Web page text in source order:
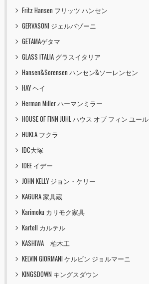
Fritz Hansen フリッツ ハンセン
GERVASONI ジェルバゾーニ
GETAMAゲタマ
GLASS ITALIA グラスイタリア
Hansen&Sorensen ハンセン&ソーレンセン
HAY ヘイ
Herman Miller ハーマンミラー
HOUSE OF FINN JUHL ハウス オブ フィン ユール
HUKLA フクラ
IDC大塚
IDEE イデー
JOHN KELLY ジョン・ケリー
KAGURA 家具蔵
Karimoku カリモク家具
Kartell カルテル
KASHIWA 柏木工
KELVIN GIORMANI ケルビン ジョルマーニ
KINGSDOWN キングスダウン